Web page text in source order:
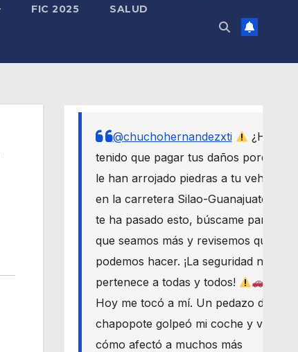
FIC 2025 SALUD
@chuchohernandezxti
¿Has
tenido que pagar tus daños porque
le han arrojado piedras a tu vehículo
en la carretera Silao-Guanajuato? Si
te ha pasado esto, búscame para
que seamos más y revisemos qué
podemos hacer. ¡La seguridad nos
pertenece a todas y todos!
Hoy me tocó a mí. Un pedazo de
chapopote golpeó mi coche y vi
cómo afectó a muchos más